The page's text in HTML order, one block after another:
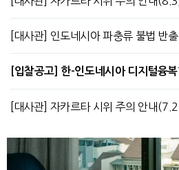
[대사관] 인도네시아 파충류 불법 반
[입찰공고] 한-인도네시아 디지털융복
[대사관] 자카르타 시위 주의 안내